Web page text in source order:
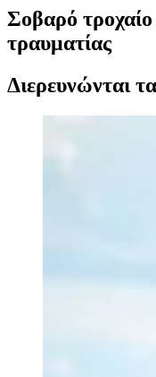
Σοβαρό
τραυματίας
Διερευνώνται